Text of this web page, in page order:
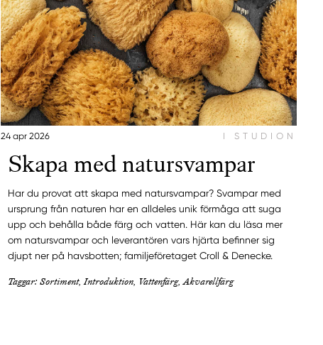
24 apr 2026 I STUDION
Skapa med natursvampar
Har du provat att skapa med natursvampar? Svampar med
ursprung från naturen har en alldeles unik förmåga att suga
upp och behålla både färg och vatten. Här kan du läsa mer
om natursvampar och leverantören vars hjärta befinner sig
djupt ner på havsbotten; familjeföretaget Croll & Denecke.
Taggar: Sortiment, Introduktion, Vattenfärg, Akvarellfärg